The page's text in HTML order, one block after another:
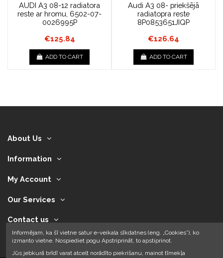
AUDI A3 08-12 radiatora
reste ar hromu, 6502-07-
0026995P
€125.84
ADD TO CART
Audi A3 08- priekšējā
radiatopra reste
8P0853651JIQP
€126.64
ADD TO CART
About Us
Information
My Account
Our Services
Contact us
Informējam, ka šī vietne satur e-veikala sīkdatnes (eng. „Cookies”), ko
izmanto vietne. Nospiediet pogu Apstriprināt, to apstiprinot.
Jūs jebkurā brīdī varat atcelt norādīto piekrišanu, mainot tīmekļa